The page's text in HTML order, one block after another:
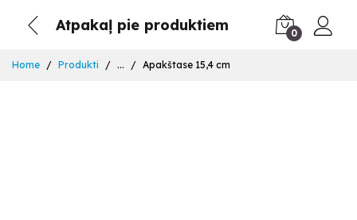
Atpakaļ pie produktiem 0
Home Produkti ... Apakštase 15,4 cm